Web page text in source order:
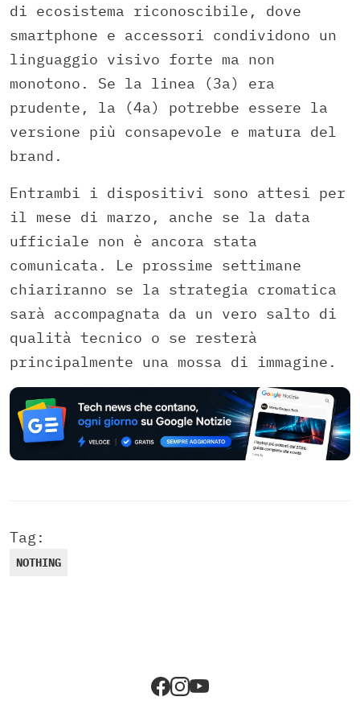
di ecosistema riconoscibile, dove
smartphone e accessori condividono un
linguaggio visivo forte ma non
monotono. Se la linea (3a) era
prudente, la (4a) potrebbe essere la
versione più consapevole e matura del
brand.
Entrambi i dispositivi sono attesi per
il mese di marzo, anche se la data
ufficiale non è ancora stata
comunicata. Le prossime settimane
chiariranno se la strategia cromatica
sarà accompagnata da un vero salto di
qualità tecnico o se resterà
principalmente una mossa di immagine.
Tag:
NOTHING